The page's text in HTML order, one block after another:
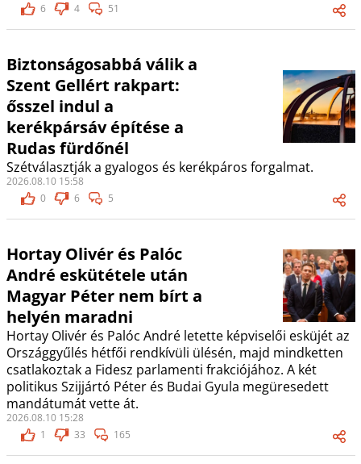
6
4 51
Biztonságosabbá válik a
Szent Gellért rakpart:
ősszel indul a
kerékpársáv építése a
Rudas fürdőnél
Szétválasztják a gyalogos és kerékpáros forgalmat.
2026.08.10 15:58
0
6 5
Hortay Olivér és Palóc
André eskütétele után
Magyar Péter nem bírt a
helyén maradni
Hortay Olivér és Palóc André letette képviselői esküjét az
Országgyűlés hétfői rendkívüli ülésén, majd mindketten
csatlakoztak a Fidesz parlamenti frakciójához. A két
politikus Szijjártó Péter és Budai Gyula megüresedett
mandátumát vette át.
2026.08.10 15:28
1
33 165